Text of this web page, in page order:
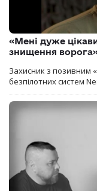
«Мені дуже
знищення
Захисник з позивним
безпілотних систем